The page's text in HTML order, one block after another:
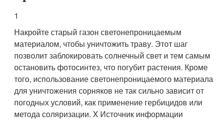
1
Накройте старый газон светонепроницаемым
материалом, чтобы уничтожить траву. Этот шаг
позволит заблокировать солнечный свет и тем самым
остановить фотосинтез, что погубит растения. Кроме
того, использование светонепроницаемого материала
для уничтожения сорняков не так сильно зависит от
погодных условий, как применение гербицидов или
метода соляризации. X Источник информации